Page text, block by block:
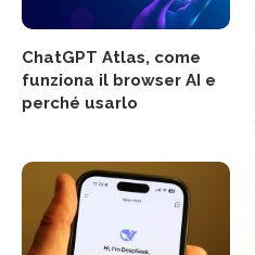
ChatGPT Atlas, come
funziona il browser AI e
perché usarlo